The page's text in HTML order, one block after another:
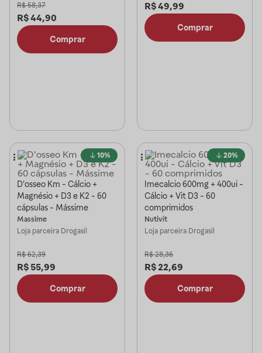
R$ 58,37
R$44,90
Comprar
R$49,99
Comprar
10%
D'osseo Km - Cálcio +
Magnésio + D3 e K2 - 60
cápsulas - Mássime
Massime
Loja parceira Drogasil
R$ 62,39
R$ 55,99
Comprar
20%
Imecalcio 600mg + 400ui -
Cálcio + Vit D3 - 60
comprimidos
Nutivit
Loja parceira Drogasil
R$ 28,36
R$ 22,69
Comprar